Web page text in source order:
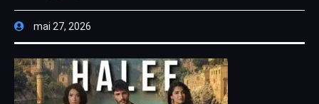
mai 27, 2026